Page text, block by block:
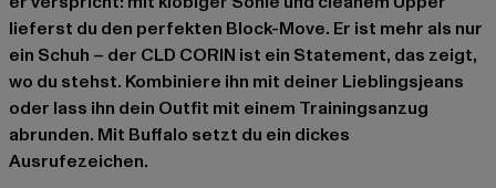
lieferst du den perfekten Block-Move. Er ist mehr als nur
ein Schuh – der CLD CORIN ist ein Statement, das zeigt,
wo du stehst. Kombiniere ihn mit deiner Lieblingsjeans
oder lass ihn dein Outfit mit einem Trainingsanzug
abrunden. Mit Buffalo setzt du ein dickes
Ausrufezeichen.